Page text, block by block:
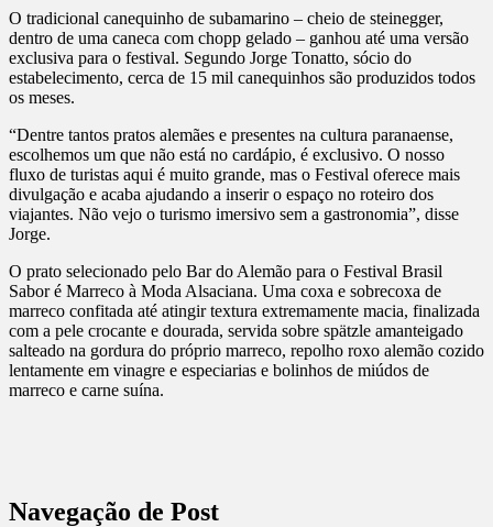
O tradicional canequinho de subamarino – cheio de steinegger,
dentro de uma caneca com chopp gelado – ganhou até uma versão
exclusiva para o festival. Segundo Jorge Tonatto, sócio do
estabelecimento, cerca de 15 mil canequinhos são produzidos todos
os meses.
“Dentre tantos pratos alemães e presentes na cultura paranaense,
escolhemos um que não está no cardápio, é exclusivo. O nosso
fluxo de turistas aqui é muito grande, mas o Festival oferece mais
divulgação e acaba ajudando a inserir o espaço no roteiro dos
viajantes. Não vejo o turismo imersivo sem a gastronomia”, disse
Jorge.
O prato selecionado pelo Bar do Alemão para o Festival Brasil
Sabor é Marreco à Moda Alsaciana. Uma coxa e sobrecoxa de
marreco confitada até atingir textura extremamente macia, finalizada
com a pele crocante e dourada, servida sobre spätzle amanteigado
salteado na gordura do próprio marreco, repolho roxo alemão cozido
lentamente em vinagre e especiarias e bolinhos de miúdos de
marreco e carne suína.
Navegação de Post